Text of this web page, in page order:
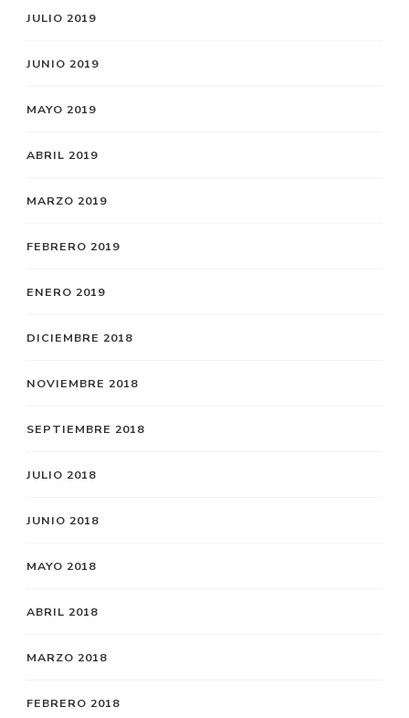
JULIO 2019
JUNIO 2019
MAYO 2019
ABRIL 2019
MARZO 2019
FEBRERO 2019
ENERO 2019
DICIEMBRE 2018
NOVIEMBRE 2018
SEPTIEMBRE 2018
JULIO 2018
JUNIO 2018
MAYO 2018
ABRIL 2018
MARZO 2018
FEBRERO 2018